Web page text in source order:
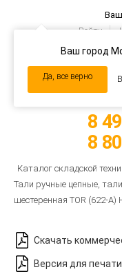
Ваш город
Да, все верно
Войти
navigation
8
8
Каталог складской
Тали ручные цепные,
шестеренная TOR (622-A)
Скачать
Версия для печати